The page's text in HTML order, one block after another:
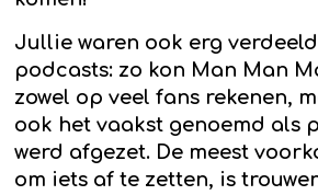
Jullie waren ook erg
podcasts: zo kon Man Man
zowel op veel fans rekenen,
ook het vaakst genoemd als
werd afgezet. De meest
om iets af te zetten, is